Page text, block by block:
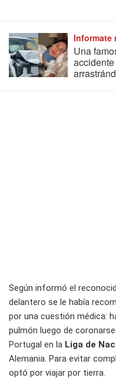
Informate
Una
Según informó el
delantero se le había
por una cuestión médica:
pulmón luego de
Portugal en la Liga de
Alemania. Para evitar
optó por viajar por tierra.